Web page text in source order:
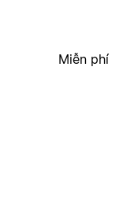
Miễn phí